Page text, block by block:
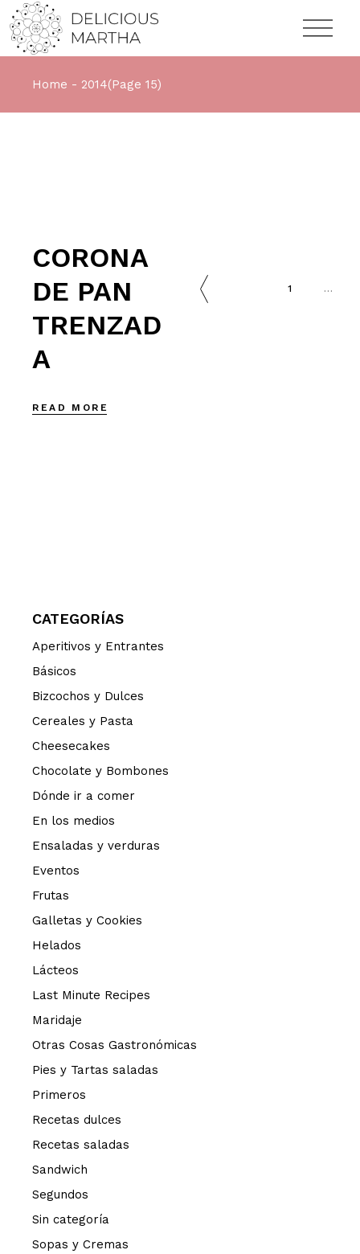
Home 2014(Page 15)
CORONA
DE PAN
TRENZAD
A
READ MORE
1 …
CATEGORÍAS
Aperitivos y Entrantes
Básicos
Bizcochos y Dulces
Cereales y Pasta
Cheesecakes
Chocolate y Bombones
Dónde ir a comer
En los medios
Ensaladas y verduras
Eventos
Frutas
Galletas y Cookies
Helados
Lácteos
Last Minute Recipes
Maridaje
Otras Cosas Gastronómicas
Pies y Tartas saladas
Primeros
Recetas dulces
Recetas saladas
Sandwich
Segundos
Sin categoría
Sopas y Cremas